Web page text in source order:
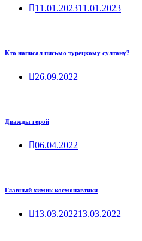
11.01.202311.01.2023
Кто написал письмо турецкому султану?
26.09.2022
Дважды герой
06.04.2022
Главный химик космонавтики
13.03.202213.03.2022